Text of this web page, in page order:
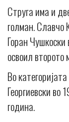
Струга има и
голман. Славчо
Горан
освоил второто
Во
Георгиевски
година.